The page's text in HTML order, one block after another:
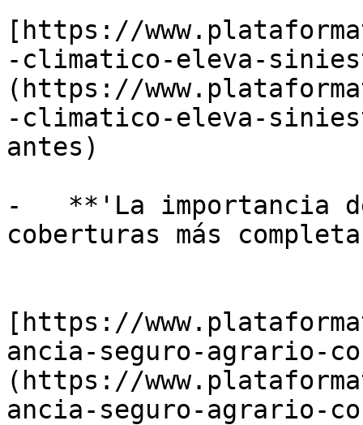
[https://
-climatico-eleva-
(https://
-climatico-eleva-
antes)
-   **'La importancia
coberturas más
[https://
ancia-seguro-agrario-
(https://
ancia-seguro-agrario-